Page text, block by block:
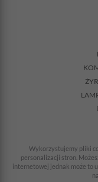
Wykorzystujemy pliki
personalizacji stron.
internetowej jednak może to